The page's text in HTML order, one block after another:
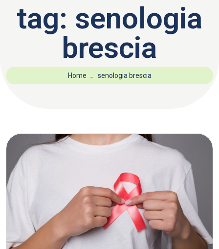
tag: senologia
brescia
Home senologia brescia